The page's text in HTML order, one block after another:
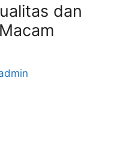
dan